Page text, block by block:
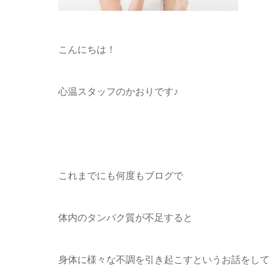
こんにちは！
心温スタッフのかおりです♪
これまでにも何度もブログで
体内のタンパク質が不足すると
身体に様々な不調を引き起こすというお話をして